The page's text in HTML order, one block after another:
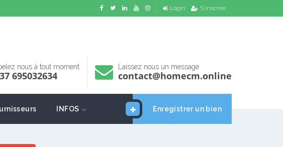
Login S'inscrire
nous à tout moment
695032634
Laissez nous un message
contact@homecm.online
Enregistrer un bien
INFOS